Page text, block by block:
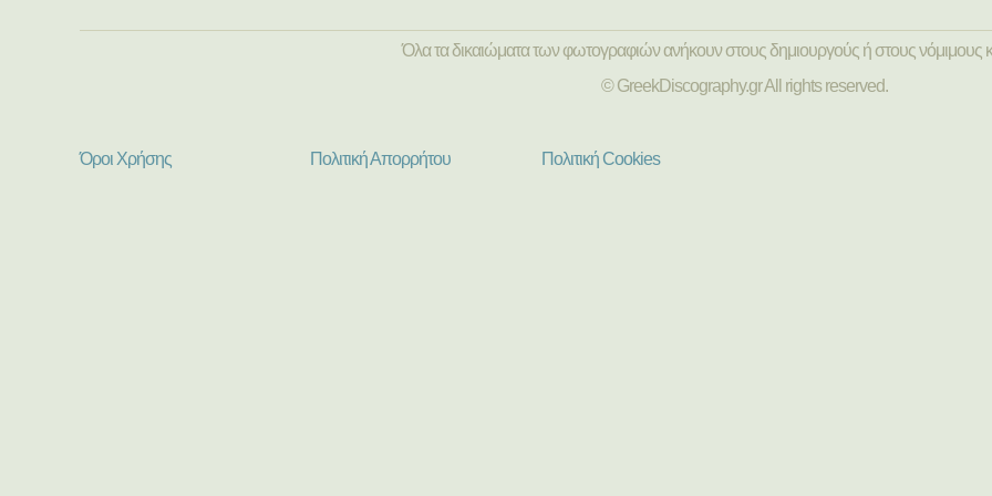
Όλα τα δικαιώματα των φωτογραφιών ανήκουν στους δημιουργούς ή στους νόμιμους
© GreekDiscography.gr All rights reserved.
Όροι Χρήσης Πολιτική Απορρήτου Πολιτική Cookies